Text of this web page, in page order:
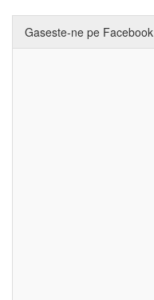
Gaseste-ne pe Facebook